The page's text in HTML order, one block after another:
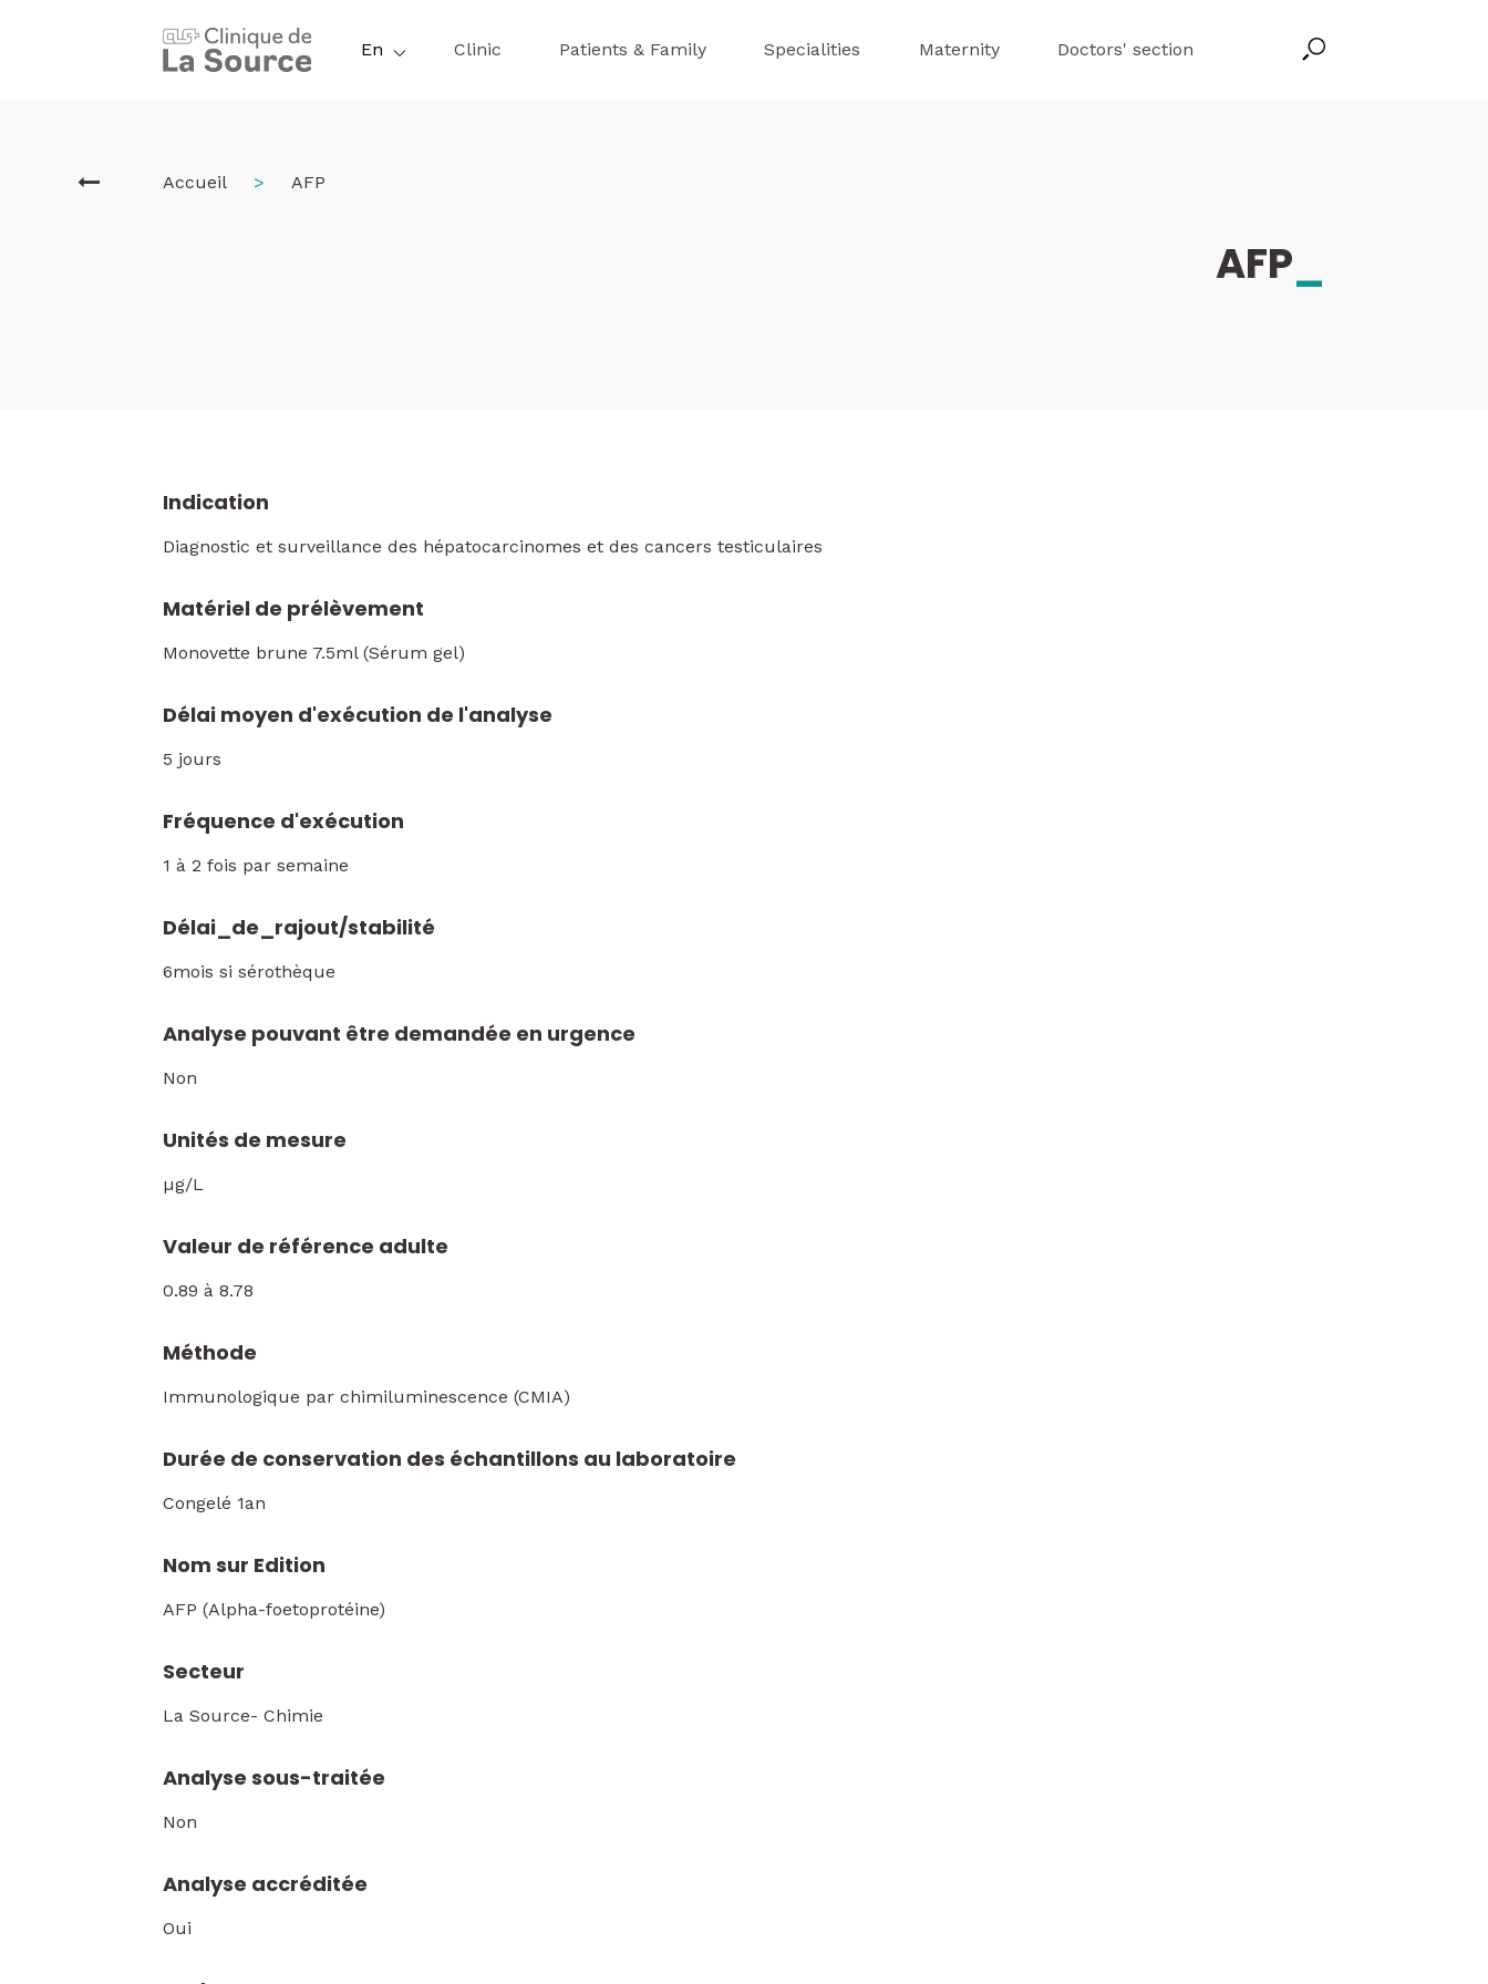
En Clinic Patients & Family Specialities Maternity Doctors' section
Breadcrumb
Accueil AFP
AFP
Indication
Diagnostic et surveillance des hépatocarcinomes et des cancers testiculaires
Matériel de prélèvement
Monovette brune 7.5ml (Sérum gel)
Délai moyen d'exécution de l'analyse
5 jours
Fréquence d'exécution
1 à 2 fois par semaine
Délai_de_rajout/stabilité
6mois si sérothèque
Analyse pouvant être demandée en urgence
Non
Unités de mesure
µg/L
Valeur de référence adulte
0.89 à 8.78
Méthode
Immunologique par chimiluminescence (CMIA)
Durée de conservation des échantillons au laboratoire
Congelé 1an
Nom sur Edition
AFP (Alpha-foetoprotéine)
Secteur
La Source- Chimie
Analyse sous-traitée
Non
Analyse accréditée
Oui